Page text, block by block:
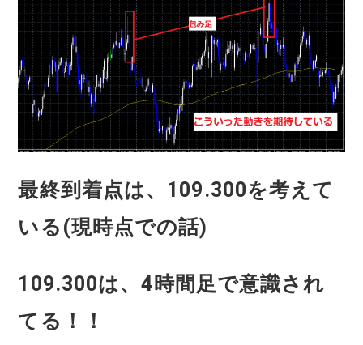
最終到着点は、109.300を考えて
いる(現時点での話)
109.300は、4時間足で意識され
てる！！